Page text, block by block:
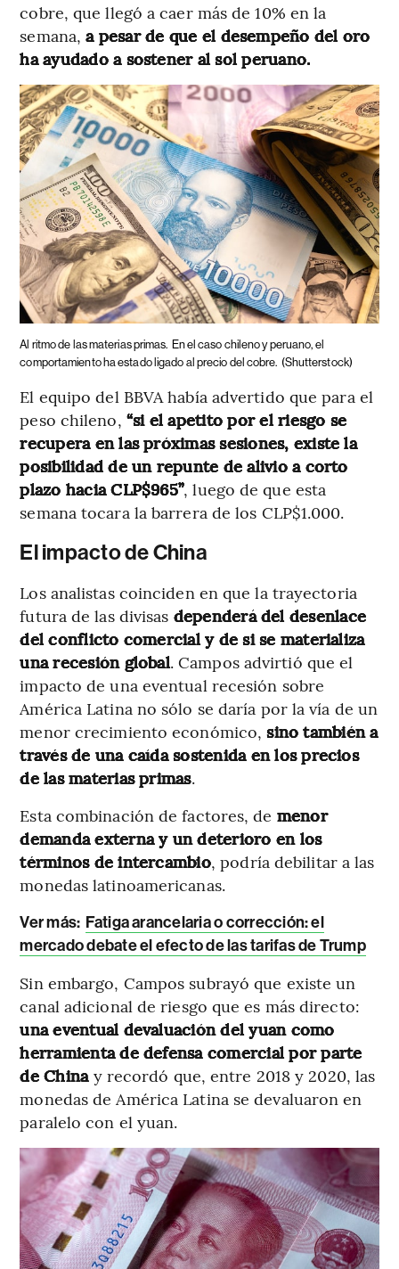
cobre, que llegó a caer más de 10% en la
semana,a pesar de que el desempeño del oro
ha ayudado a sostener al sol peruano.
Al ritmo de las materias primas. En el caso chileno y peruano, el
comportamiento ha estado ligado al precio del cobre. (Shutterstock)
El equipo del BBVA había advertido que para el
peso chileno, “si el apetito por el riesgo se
recupera en las próximas sesiones, existe la
posibilidad de un repunte de alivio a corto
plazo hacia CLP$965”, luego de que esta
semana tocara la barrera de los CLP$1.000.
El impacto de China
Los analistas coinciden en que la trayectoria
futura de las divisas dependerá del desenlace
del conflicto comercial y de si se materializa
una recesión global. Campos advirtió que el
impacto de una eventual recesión sobre
América Latina no sólo se daría por la vía de un
menor crecimiento económico,sino también a
través de una caída sostenida en los precios
de las materias primas.
Esta combinación de factores, de menor
demanda externa y un deterioro en los
términos de intercambio, podría debilitar a las
monedas latinoamericanas.
Ver más: Fatiga arancelaria o corrección: el
mercado debate el efecto de las tarifas de Trump
Sin embargo, Campos subrayó que existe un
canal adicional de riesgo que es más directo:
una eventual devaluación del yuan como
herramienta de defensa comercial por parte
de China y recordó que, entre 2018 y 2020, las
monedas de América Latina se devaluaron en
paralelo con el yuan.